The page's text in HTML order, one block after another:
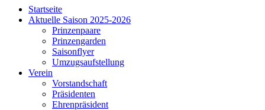
Startseite
Aktuelle Saison 2025-2026
Prinzenpaare
Prinzengarden
Saisonflyer
Umzugsaufstellung
Verein
Vorstandschaft
Präsidenten
Ehrenpräsident